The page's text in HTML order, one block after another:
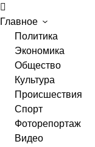
Главное
Политика
Экономика
Общество
Культура
Происшествия
Спорт
Фоторепортаж
Видео